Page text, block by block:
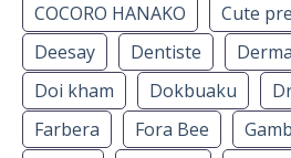
COCORO HANAKO
Cute
Deesay
Dentiste
Doi kham
Dokbuaku
Farbera
Fora Bee